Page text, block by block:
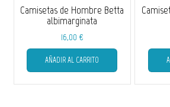
se
página
Camisetas de Hombre Betta
albimarginata
16,00 €
AÑADIR AL CARRITO
Este
múltiples